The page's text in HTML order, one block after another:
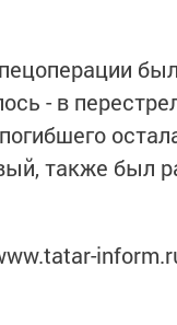
- в
также был